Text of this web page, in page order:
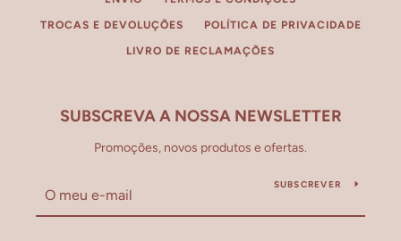
TROCAS E DEVOLUÇÕES POLÍTICA DE PRIVACIDADE
LIVRO DE RECLAMAÇÕES
SUBSCREVA A NOSSA NEWSLETTER
Promoções, novos produtos e ofertas.
SUBSCREVER